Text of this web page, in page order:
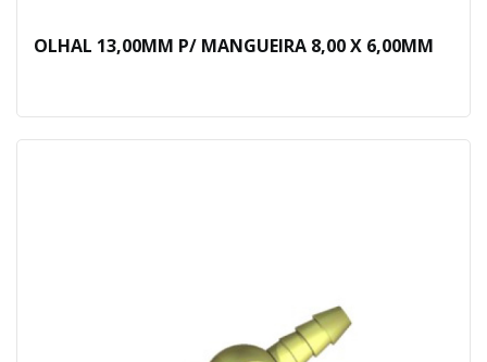
OLHAL 13,00MM P/ MANGUEIRA 8,00 X 6,00MM